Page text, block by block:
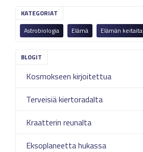
KATEGORIAT
Astrobiologia
Elämä Elämän keitaita
Kosmokseen kirjoitettua
Terveisiä kiertoradalta
Kraatterin reunalta
Eksoplaneetta hukassa